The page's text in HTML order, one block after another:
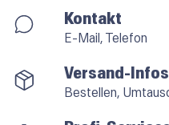
Kontakt
E-Mail, Telefon
Versand-Infos
Bestellen,